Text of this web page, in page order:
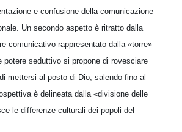
e confusione della comunicazione
Un secondo aspetto è ritratto dalla
comunicativo rappresentato dalla «torre»
potere seduttivo si propone di rovesciare
mettersi al posto di Dio, salendo fino al
è delineata dalla «divisione delle
le differenze culturali dei popoli del